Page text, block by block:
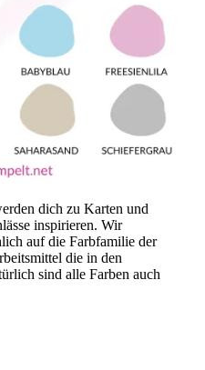
dich zu Karten und
inspirieren. Wir
auf die Farbfamilie der
die in den
sind alle Farben auch